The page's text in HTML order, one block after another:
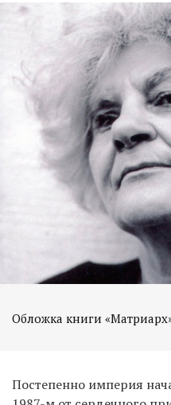
Обложка книги
Постепенно империя